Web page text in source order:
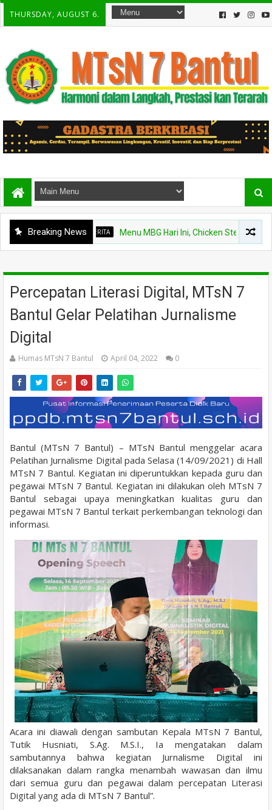
THURSDAY, AUGUST 6.
Breaking News
BERITA Menu MBG Hari Ini, Chicken Steak dan Buah
Percepatan Literasi Digital, MTsN 7
Bantul Gelar Pelatihan Jurnalisme
Digital
Humas MTsN 7 Bantul April 04, 2022 0
Bantul (MTsN 7 Bantul) – MTsN Bantul menggelar acara
Pelatihan Jurnalisme Digital pada Selasa (14/09/2021) di Hall
MTsN 7 Bantul. Kegiatan ini diperuntukkan kepada guru dan
pegawai MTsN 7 Bantul. Kegiatan ini dilakukan oleh MTsN 7
Bantul sebagai upaya meningkatkan kualitas guru dan
pegawai MTsN 7 Bantul terkait perkembangan teknologi dan
informasi.
Acara ini diawali dengan sambutan Kepala MTsN 7 Bantul,
Tutik Husniati, S.Ag. M.S.I., Ia mengatakan dalam
sambutannya bahwa kegiatan Jurnalisme Digital ini
dilaksanakan dalam rangka menambah wawasan dan ilmu
dari semua guru dan pegawai dalam percepatan Literasi
Digital yang ada di MTsN 7 Bantul”.